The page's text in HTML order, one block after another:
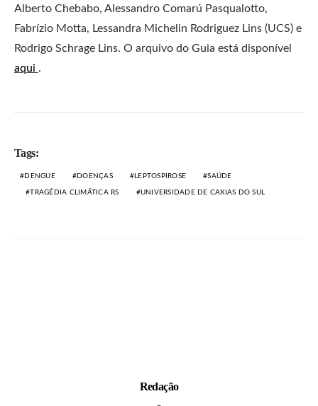
Alberto Chebabo, Alessandro Comarú Pasqualotto,
Fabrízio Motta, Lessandra Michelin Rodriguez Lins (UCS) e
Rodrigo Schrage Lins. O arquivo do Guia está disponível
aqui .
Tags:
DENGUE DOENÇAS LEPTOSPIROSE SAÚDE
TRAGÉDIA CLIMÁTICA RS UNIVERSIDADE DE CAXIAS DO SUL
Redação